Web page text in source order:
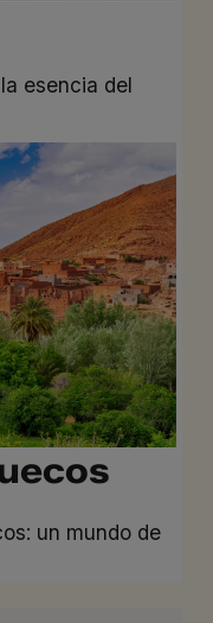
esencia del
un mundo de